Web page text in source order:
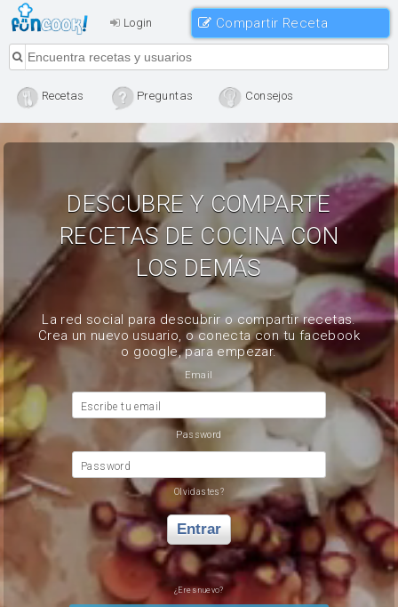
Login
Recetas Preguntas Consejos
DESCUBRE Y COMPARTE
RECETAS DE COCINA CON
LOS DEMÁS
La red social para descubrir o compartir recetas.
Crea un nuevo usuario, o conecta con tu facebook
o google, para empezar.
Email
Escribe tu email
Password
Password
Olvidastes?
Entrar
¿Eres nuevo?
Compartir Receta